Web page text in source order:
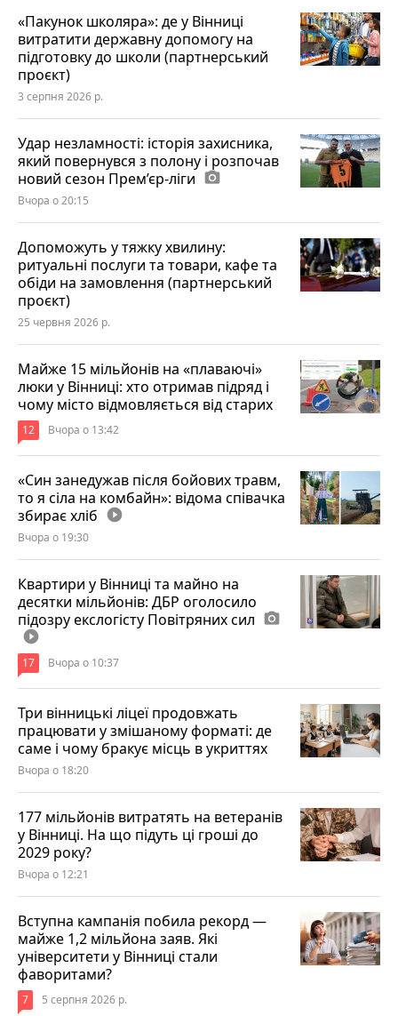
«Пакунок школяра»: де у Вінниці
витратити державну допомогу на
підготовку до школи (партнерський
проєкт)
3 серпня 2026 р.
Удар незламності: історія захисника,
який повернувся з полону і розпочав
новий сезон Прем’єр-ліги photo_camera
Вчора о 20:15
Допоможуть у тяжку хвилину:
ритуальні послуги та товари, кафе та
обіди на замовлення (партнерський
проєкт)
25 червня 2026 р.
Майже 15 мільйонів на «плаваючі»
люки у Вінниці: хто отримав підряд і
чому місто відмовляється від старих
12 Вчора о 13:42
«Син занедужав після бойових травм,
то я сіла на комбайн»: відома співачка
збирає хліб play_circle_filled
Вчора о 19:30
Квартири у Вінниці та майно на
десятки мільйонів: ДБР оголосило
підозру екслогісту Повітряних сил photo_camera
play_circle_filled
17 Вчора о 10:37
Три вінницькі ліцеї продовжать
працювати у змішаному форматі: де
саме і чому бракує місць в укриттях
Вчора о 18:20
177 мільйонів витратять на ветеранів
у Вінниці. На що підуть ці гроші до
2029 року?
Вчора о 12:21
Вступна кампанія побила рекорд —
майже 1,2 мільйона заяв. Які
університети у Вінниці стали
фаворитами?
7 5 серпня 2026 р.